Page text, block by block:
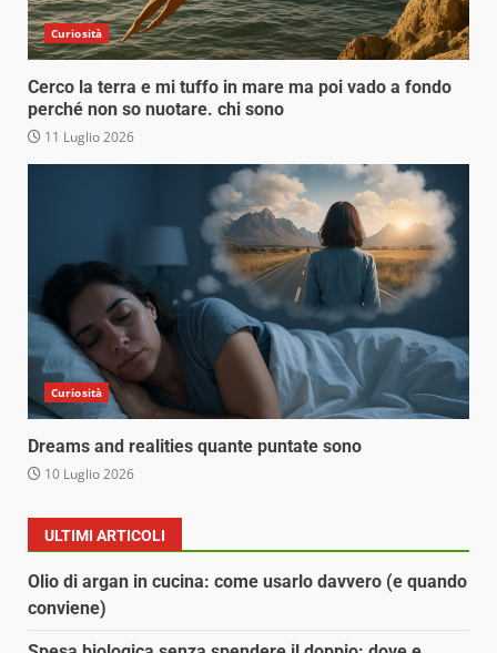
Curiosità
Cerco la terra e mi tuffo in mare ma poi vado a fondo
perché non so nuotare. chi sono
11 Luglio 2026
Curiosità
Dreams and realities quante puntate sono
10 Luglio 2026
ULTIMI ARTICOLI
Olio di argan in cucina: come usarlo davvero (e quando
conviene)